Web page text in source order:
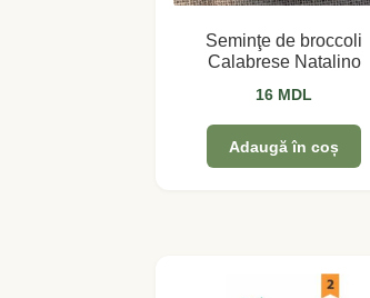
Seminţe de broccoli
Calabrese Natalino
16 MDL
Adaugă în coș